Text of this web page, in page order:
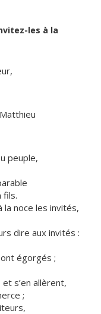
les à la
peuple,
fils.
noce les invités,
dire aux invités :
égorgés ;
s’en allèrent,
;